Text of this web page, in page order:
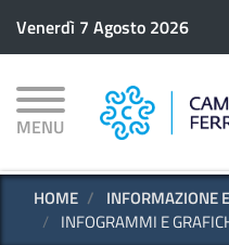
Venerdì 7 Agosto 2026
MENU
HOME
INFORMAZIONE
INFOGRAMMI E